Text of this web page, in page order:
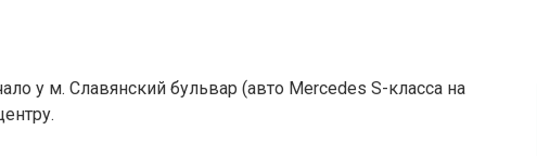
у м. Славянский бульвар (авто Mercedes S-класса на